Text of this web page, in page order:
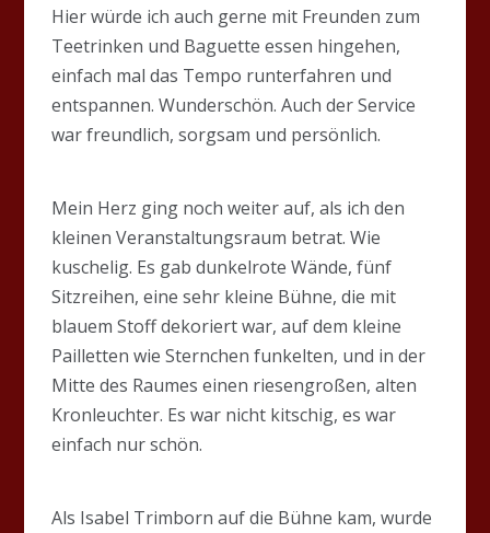
Hier würde ich auch gerne mit Freunden zum
Teetrinken und Baguette essen hingehen,
einfach mal das Tempo runterfahren und
entspannen. Wunderschön. Auch der Service
war freundlich, sorgsam und persönlich.
Mein Herz ging noch weiter auf, als ich den
kleinen Veranstaltungsraum betrat. Wie
kuschelig. Es gab dunkelrote Wände, fünf
Sitzreihen, eine sehr kleine Bühne, die mit
blauem Stoff dekoriert war, auf dem kleine
Pailletten wie Sternchen funkelten, und in der
Mitte des Raumes einen riesengroßen, alten
Kronleuchter. Es war nicht kitschig, es war
einfach nur schön.
Als Isabel Trimborn auf die Bühne kam, wurde